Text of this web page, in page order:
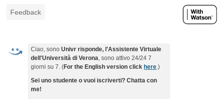
Feedback
Ciao, sonoUnivr risponde, l'Assistente Virtuale
dell'Università di Verona, sono attivo 24/24 7
giorni su 7. (For the English version click here.)
Sei uno studente o vuoi iscriverti? Chatta con
me!